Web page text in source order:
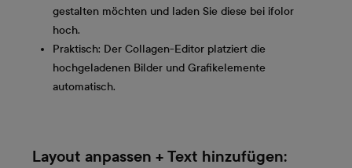
gestalten möchten und laden Sie diese bei ifolor
hoch.
Praktisch: Der Collagen-Editor platziert die
hochgeladenen Bilder und Grafikelemente
automatisch.
Layout anpassen + Text hinzufügen: